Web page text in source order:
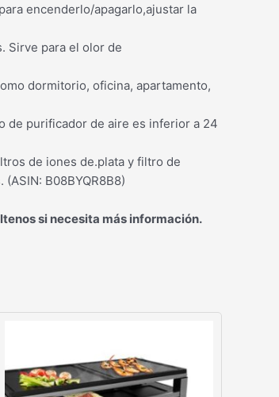
encenderlo/apagarlo,ajustar la
Sirve para el olor de
dormitorio, oficina, apartamento,
de purificador de aire es inferior a 24
de iones de.plata y filtro de
B08BYQR8B8)
si necesita más información.